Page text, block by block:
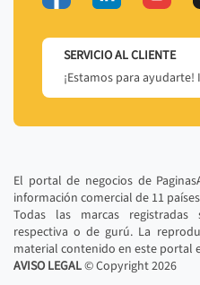
SERVICIO AL CLIENTE
¡Estamos para ayudarte!
El portal de negocios de
información comercial de 11
Todas las marcas
respectiva o de gurú. La
material contenido en este portal
AVISO LEGAL© Copyright2026